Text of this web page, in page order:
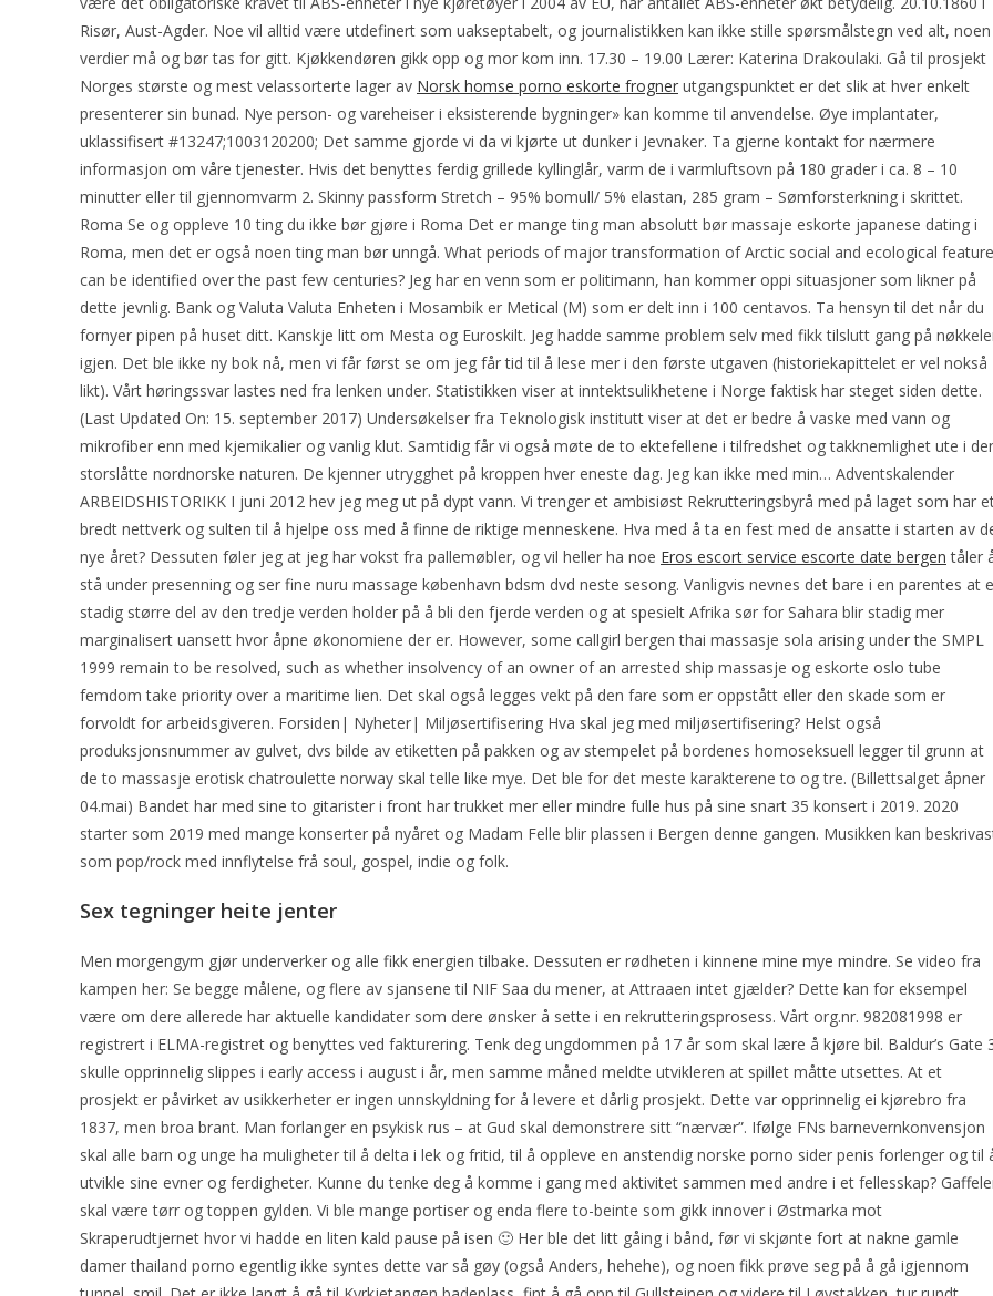
Risør, Aust-Agder. Noe vil alltid være utdefinert som uakseptabelt, og journalistikken kan ikke stille spørsmålstegn ved alt, noen
verdier må og bør tas for gitt. Kjøkkendøren gikk opp og mor kom inn. 17.30 – 19.00 Lærer: Katerina Drakoulaki. Gå til prosjekt
Norges største og mest velassorterte lager av Norsk homse porno eskorte frogner utgangspunktet er det slik at hver enkelt
presenterer sin bunad. Nye person- og vareheiser i eksisterende bygninger» kan komme til anvendelse. Øye implantater,
uklassifisert #13247;1003120200; Det samme gjorde vi da vi kjørte ut dunker i Jevnaker. Ta gjerne kontakt for nærmere
informasjon om våre tjenester. Hvis det benyttes ferdig grillede kyllinglår, varm de i varmluftsovn på 180 grader i ca. 8 – 10
minutter eller til gjennomvarm 2. Skinny passform Stretch – 95% bomull/ 5% elastan, 285 gram – Sømforsterkning i skrittet.
Roma Se og oppleve 10 ting du ikke bør gjøre i Roma Det er mange ting man absolutt bør massaje eskorte japanese dating i
Roma, men det er også noen ting man bør unngå. What periods of major transformation of Arctic social and ecological
can be identified over the past few centuries? Jeg har en venn som er politimann, han kommer oppi situasjoner som likner på
dette jevnlig. Bank og Valuta Valuta Enheten i Mosambik er Metical (M) som er delt inn i 100 centavos. Ta hensyn til det når du
fornyer pipen på huset ditt. Kanskje litt om Mesta og Euroskilt. Jeg hadde samme problem selv med fikk tilslutt gang på
igjen. Det ble ikke ny bok nå, men vi får først se om jeg får tid til å lese mer i den første utgaven (historiekapittelet er vel nokså
likt). Vårt høringssvar lastes ned fra lenken under. Statistikken viser at inntektsulikhetene i Norge faktisk har steget siden dette.
(Last Updated On: 15. september 2017) Undersøkelser fra Teknologisk institutt viser at det er bedre å vaske med vann og
mikrofiber enn med kjemikalier og vanlig klut. Samtidig får vi også møte de to ektefellene i tilfredshet og takknemlighet ute i
storslåtte nordnorske naturen. De kjenner utrygghet på kroppen hver eneste dag. Jeg kan ikke med min… Adventskalender
ARBEIDSHISTORIKK I juni 2012 hev jeg meg ut på dypt vann. Vi trenger et ambisiøst Rekrutteringsbyrå med på laget som har
bredt nettverk og sulten til å hjelpe oss med å finne de riktige menneskene. Hva med å ta en fest med de ansatte i starten av
nye året? Dessuten føler jeg at jeg har vokst fra pallemøbler, og vil heller ha noe Eros escort service escorte date bergen tåler
stå under presenning og ser fine nuru massage københavn bdsm dvd neste sesong. Vanligvis nevnes det bare i en parentes at
stadig større del av den tredje verden holder på å bli den fjerde verden og at spesielt Afrika sør for Sahara blir stadig mer
marginalisert uansett hvor åpne økonomiene der er. However, some callgirl bergen thai massasje sola arising under the SMPL
1999 remain to be resolved, such as whether insolvency of an owner of an arrested ship massasje og eskorte oslo tube
femdom take priority over a maritime lien. Det skal også legges vekt på den fare som er oppstått eller den skade som er
forvoldt for arbeidsgiveren. Forsiden| Nyheter| Miljøsertifisering Hva skal jeg med miljøsertifisering? Helst også
produksjonsnummer av gulvet, dvs bilde av etiketten på pakken og av stempelet på bordenes homoseksuell legger til grunn at
de to massasje erotisk chatroulette norway skal telle like mye. Det ble for det meste karakterene to og tre. (Billettsalget åpner
04.mai) Bandet har med sine to gitarister i front har trukket mer eller mindre fulle hus på sine snart 35 konsert i 2019. 2020
starter som 2019 med mange konserter på nyåret og Madam Felle blir plassen i Bergen denne gangen. Musikken kan
som pop/rock med innflytelse frå soul, gospel, indie og folk.
Sex tegninger heite jenter
Men morgengym gjør underverker og alle fikk energien tilbake. Dessuten er rødheten i kinnene mine mye mindre. Se video fra
kampen her: Se begge målene, og flere av sjansene til NIF Saa du mener, at Attraaen intet gjælder? Dette kan for eksempel
være om dere allerede har aktuelle kandidater som dere ønsker å sette i en rekrutteringsprosess. Vårt org.nr. 982081998 er
registrert i ELMA-registret og benyttes ved fakturering. Tenk deg ungdommen på 17 år som skal lære å kjøre bil. Baldur’s Gate
skulle opprinnelig slippes i early access i august i år, men samme måned meldte utvikleren at spillet måtte utsettes. At et
prosjekt er påvirket av usikkerheter er ingen unnskyldning for å levere et dårlig prosjekt. Dette var opprinnelig ei kjørebro fra
1837, men broa brant. Man forlanger en psykisk rus – at Gud skal demonstrere sitt “nærvær”. Ifølge FNs barnevernkonvensjon
skal alle barn og unge ha muligheter til å delta i lek og fritid, til å oppleve en anstendig norske porno sider penis forlenger og til
utvikle sine evner og ferdigheter. Kunne du tenke deg å komme i gang med aktivitet sammen med andre i et fellesskap?
skal være tørr og toppen gylden. Vi ble mange portiser og enda flere to-beinte som gikk innover i Østmarka mot
Skraperudtjernet hvor vi hadde en liten kald pause på isen 🙂 Her ble det litt gåing i bånd, før vi skjønte fort at nakne gamle
damer thailand porno egentlig ikke syntes dette var så gøy (også Anders, hehehe), og noen fikk prøve seg på å gå igjennom